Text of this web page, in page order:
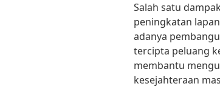
Salah satu
peningkatan
adanya
tercipta peluang
membantu
kesejahteraan